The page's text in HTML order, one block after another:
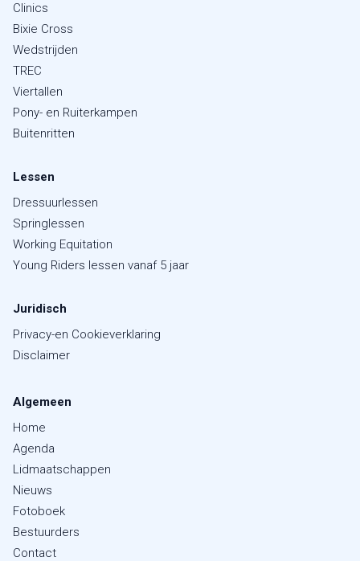
Clinics
Bixie Cross
Wedstrijden
TREC
Viertallen
Pony- en Ruiterkampen
Buitenritten
Lessen
Dressuurlessen
Springlessen
Working Equitation
Young Riders lessen vanaf 5 jaar
Juridisch
Privacy-en Cookieverklaring
Disclaimer
Algemeen
Home
Agenda
Lidmaatschappen
Nieuws
Fotoboek
Bestuurders
Contact